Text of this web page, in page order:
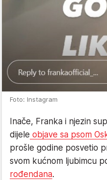
Foto: Instagram
Inače, Franka i njezin
dijele objave sa psom
prošle godine posvetio
svom kućnom ljubimcu
rođendana.